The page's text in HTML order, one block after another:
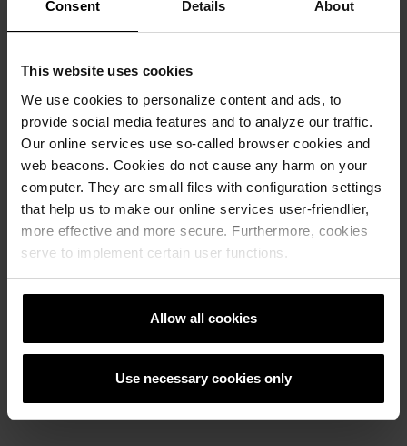
Consent Details About
This website uses cookies
We use cookies to personalize content and ads, to
provide social media features and to analyze our traffic.
Our online services use so-called browser cookies and
web beacons. Cookies do not cause any harm on your
computer. They are small files with configuration settings
that help us to make our online services user-friendlier,
more effective and more secure. Furthermore, cookies
serve to implement certain user functions.
Allow all cookies
Use necessary cookies only
Референтни објекти